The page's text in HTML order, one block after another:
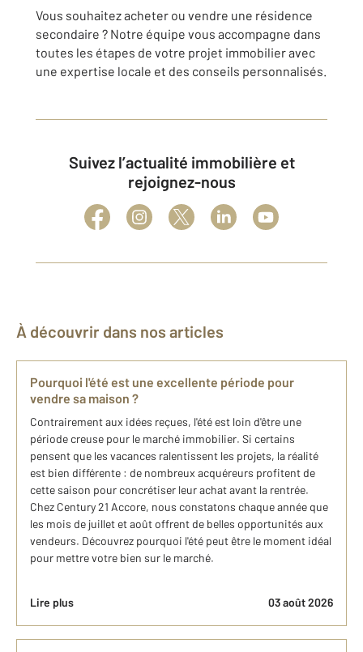
Vous souhaitez acheter ou vendre une résidence
secondaire ? Notre équipe vous accompagne dans
toutes les étapes de votre projet immobilier avec
une expertise locale et des conseils personnalisés.
Suivez l’actualité immobilière et
rejoignez-nous
À découvrir dans nos articles
Pourquoi l'été est une excellente période pour
vendre sa maison ?
Contrairement aux idées reçues, l'été est loin d'être une
période creuse pour le marché immobilier. Si certains
pensent que les vacances ralentissent les projets, la réalité
est bien différente : de nombreux acquéreurs profitent de
cette saison pour concrétiser leur achat avant la rentrée.
Chez Century 21 Accore, nous constatons chaque année que
les mois de juillet et août offrent de belles opportunités aux
vendeurs. Découvrez pourquoi l'été peut être le moment idéal
pour mettre votre bien sur le marché.
Lire plus 03 août 2026